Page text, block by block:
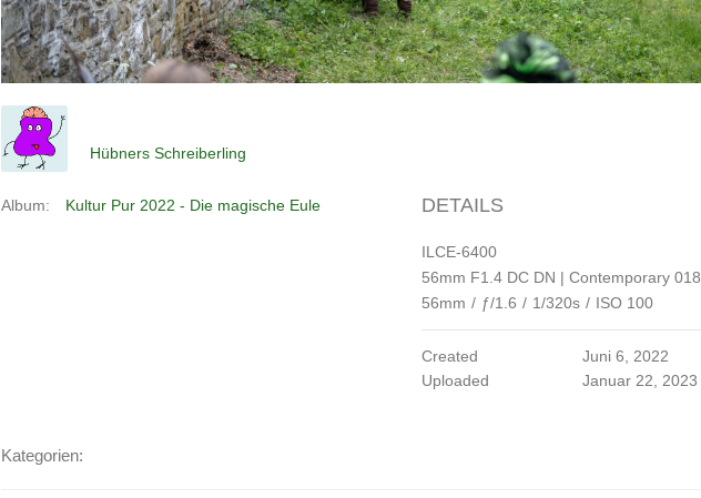
Hübners Schreiberling
Album: Kultur Pur 2022 - Die magische Eule DETAILS
ILCE-6400
56mm F1.4 DC DN | Contemporary 018
56mm / ƒ/1.6 / 1/320s / ISO 100
Created
Juni 6, 2022
Uploaded
Januar 22, 2023
Kategorien: